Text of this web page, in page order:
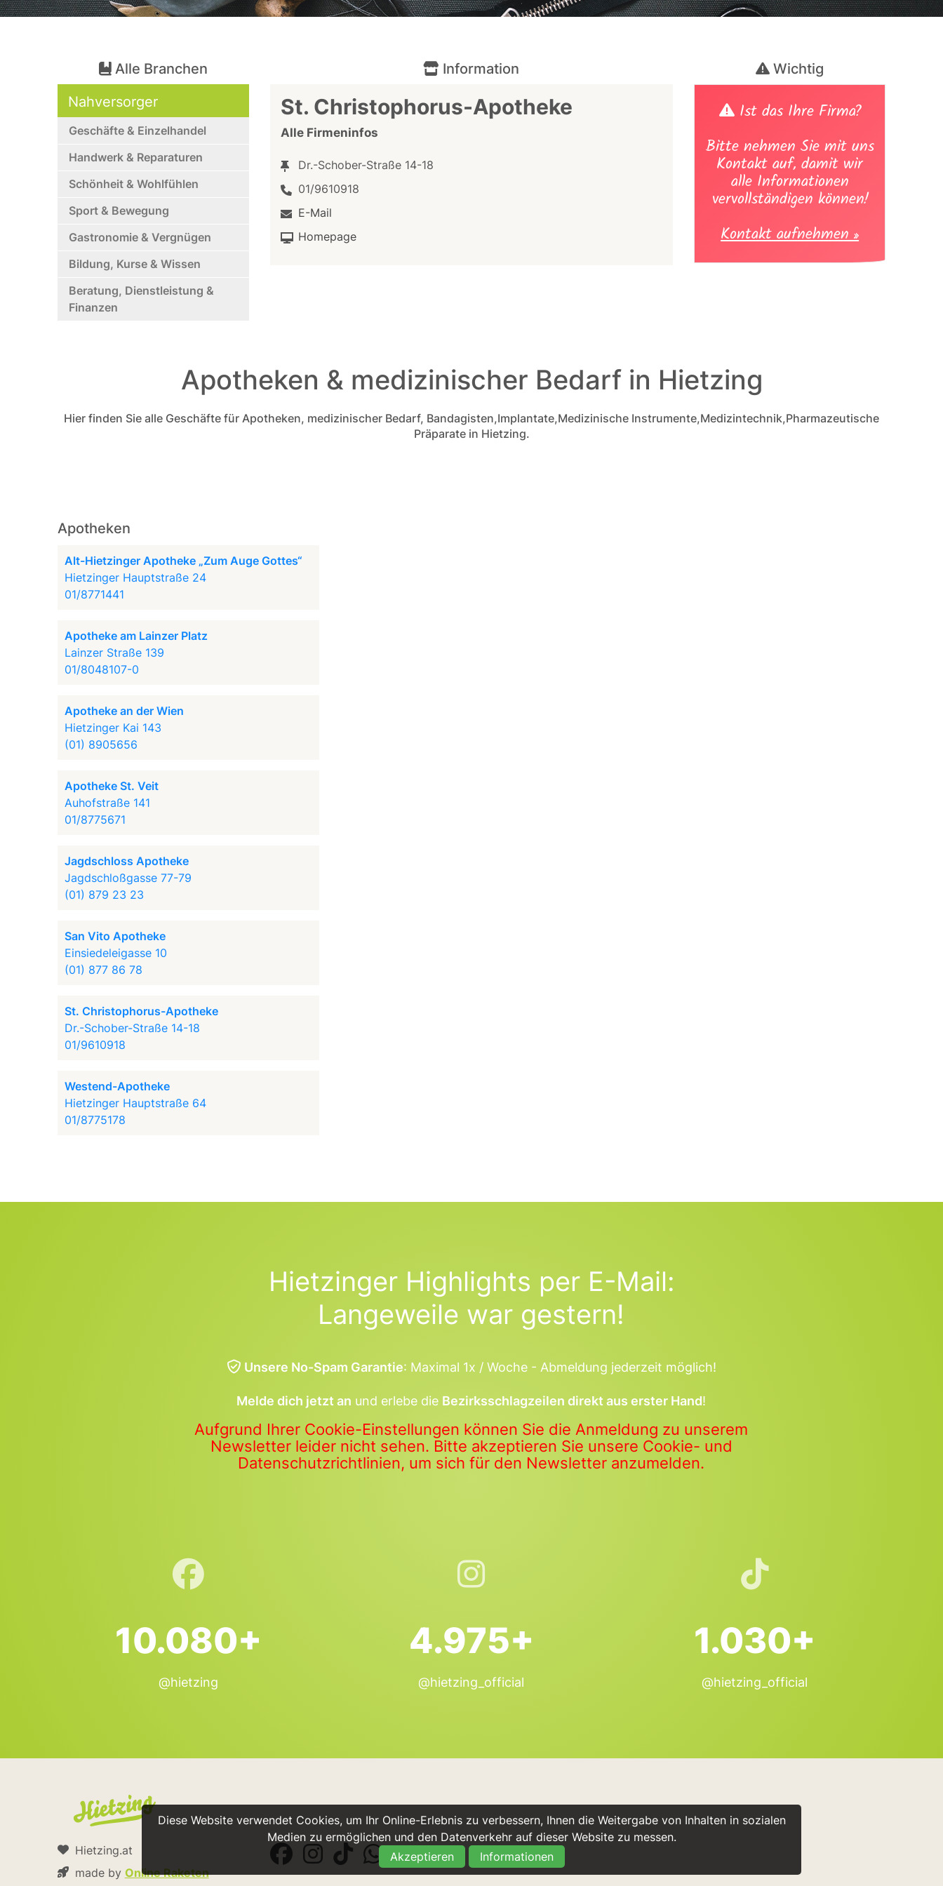
Diese Website verwendet Cookies, um Ihr Online-Erlebnis zu verbessern, Ihnen die Weitergabe von Inhalten in sozialen
Medien zu ermöglichen und den Datenverkehr auf dieser Website zu messen.
Akzeptieren
Informationen
Alle Branchen Information
Wichtig
Nahversorger
Geschäfte & Einzelhandel
Handwerk & Reparaturen
Schönheit & Wohlfühlen
Sport & Bewegung
Gastronomie & Vergnügen
Bildung, Kurse & Wissen
Beratung, Dienstleistung &
Finanzen
St. Christophorus-Apotheke
Alle Firmeninfos
Dr.-Schober-Straße 14-18
01/9610918
E-Mail
Homepage
Ist das Ihre Firma?
Bitte nehmen Sie mit uns
Kontakt auf, damit wir
alle Informationen
vervollständigen können!
Kontakt aufnehmen »
Apotheken & medizinischer Bedarf in Hietzing
Hier finden Sie alle Geschäfte für Apotheken, medizinischer Bedarf, Bandagisten,Implantate,Medizinische Instrumente,Medizintechnik,Pharmazeutische
Präparate in Hietzing.
Apotheken
Alt-Hietzinger Apotheke „Zum Auge Gottes“
Hietzinger Hauptstraße 24
01/8771441
Apotheke am Lainzer Platz
Lainzer Straße 139
01/8048107-0
Apotheke an der Wien
Hietzinger Kai 143
(01) 8905656
Apotheke St. Veit
Auhofstraße 141
01/8775671
Jagdschloss Apotheke
Jagdschloßgasse 77-79
(01) 879 23 23
San Vito Apotheke
Einsiedeleigasse 10
(01) 877 86 78
St. Christophorus-Apotheke
Dr.-Schober-Straße 14-18
01/9610918
Westend-Apotheke
Hietzinger Hauptstraße 64
01/8775178
Hietzinger Highlights per E-Mail:
Langeweile war gestern!
Unsere No-Spam Garantie: Maximal 1x / Woche - Abmeldung jederzeit möglich!
Melde dich jetzt an und erlebe die Bezirksschlagzeilen direkt aus erster Hand!
Aufgrund Ihrer Cookie-Einstellungen können Sie die Anmeldung zu unserem
Newsletter leider nicht sehen. Bitte akzeptieren Sie unsere Cookie- und
Datenschutzrichtlinien, um sich für den Newsletter anzumelden.
10.080+
@hietzing
4.975+
@hietzing_official
1.030+
@hietzing_official
Hietzing.at
made by Online Raketen